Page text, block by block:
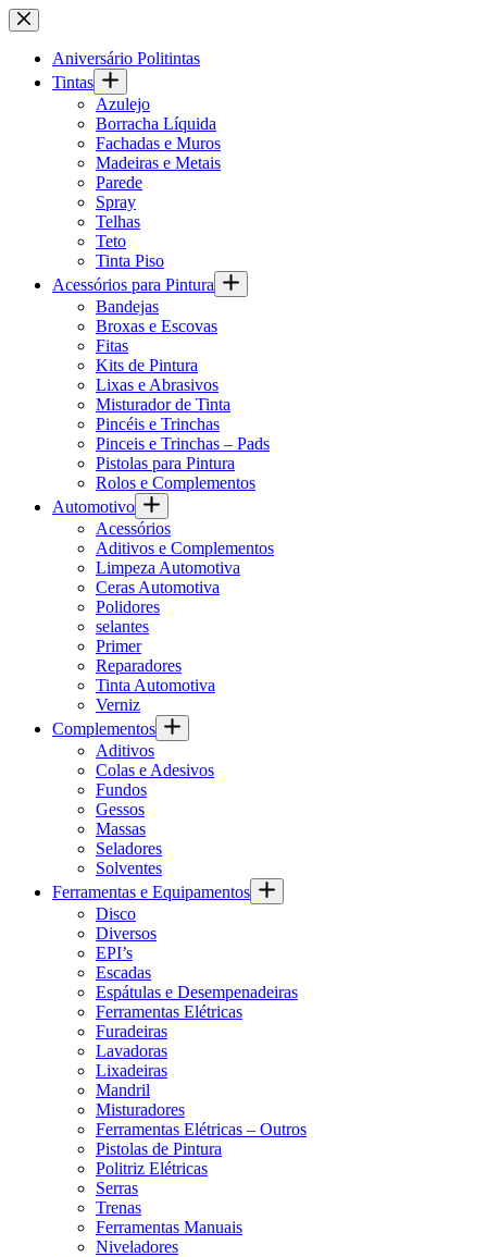
Pular
para
conteúdo
Aniversário Politintas
Tintas
Azulejo
Borracha Líquida
Fachadas e Muros
Madeiras e Metais
Parede
Spray
Telhas
Teto
Tinta Piso
Acessórios para Pintura
Bandejas
Broxas e Escovas
Fitas
Kits de Pintura
Lixas e Abrasivos
Misturador de Tinta
Pincéis e Trinchas
Pinceis e Trinchas – Pads
Pistolas para Pintura
Rolos e Complementos
Automotivo
Acessórios
Aditivos e Complementos
Limpeza Automotiva
Ceras Automotiva
Polidores
selantes
Primer
Reparadores
Tinta Automotiva
Verniz
Complementos
Aditivos
Colas e Adesivos
Fundos
Gessos
Massas
Seladores
Solventes
Ferramentas e Equipamentos
Disco
Diversos
EPI’s
Escadas
Espátulas e Desempenadeiras
Ferramentas Elétricas
Furadeiras
Lavadoras
Lixadeiras
Mandril
Misturadores
Ferramentas Elétricas – Outros
Pistolas de Pintura
Politriz Elétricas
Serras
Trenas
Ferramentas Manuais
Niveladores